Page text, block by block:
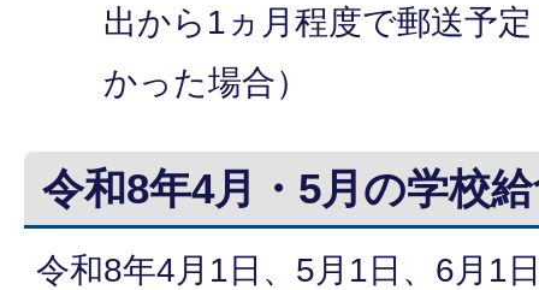
出から1ヵ月程度で郵送予
かった場合）
令和8年4月・5月の学校
令和8年4月1日、5月1日、6月1